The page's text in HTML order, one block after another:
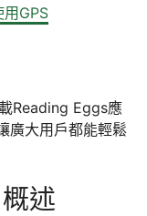
GPS
Reading Eggs應
廣大用戶都能輕鬆
述